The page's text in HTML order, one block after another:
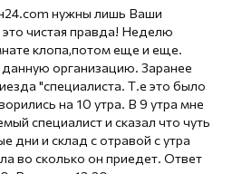
нужны лишь Ваши
чистая правда! Неделю
клопа,потом еще и еще.
организацию. Заранее
"специалиста. Т.е это было
на 10 утра. В 9 утра мне
специалист и сказал что чуть
дни и склад с отравой с утра
во сколько он приедет. Ответ